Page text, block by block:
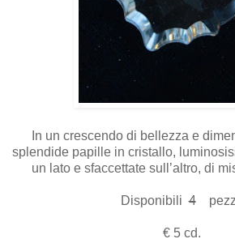
In un crescendo di bellezza e
splendide papille in cristallo,
un lato e sfaccettate sull’altro, di
Disponibili4
€ 5 cd.